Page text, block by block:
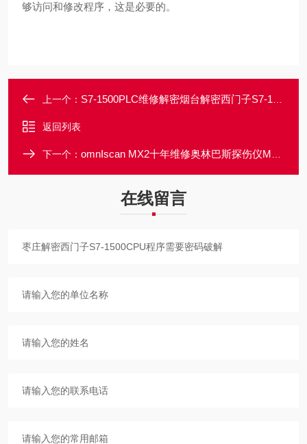
够访问和修改程序，这是必要的。
上一个： S7-1500PLC维修解密烟台解密西门子S7-1500CPU程序密码忘记破解
返回列表
下一个： omnIscan MX2十年维修奥林巴斯探伤仪MX2开机进不去系统画面维修
在线留言